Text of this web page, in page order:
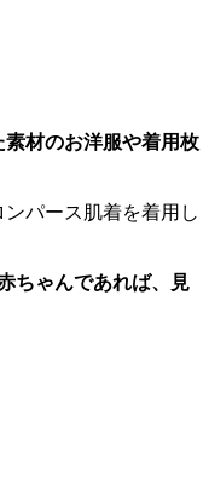
材のお洋服や着用枚
パース肌着を着用し
ちゃんであれば、見